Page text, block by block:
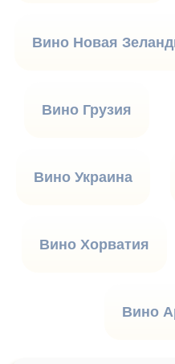
Вино Новая
Вино Грузия
Вино Украина
Вино Хорватия
Вино